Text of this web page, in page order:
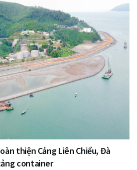
thiện Cảng Liên Chiểu, Đà
container